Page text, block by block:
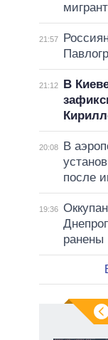
21:57
21:12
В
20:08
В
после
19:36
ранены